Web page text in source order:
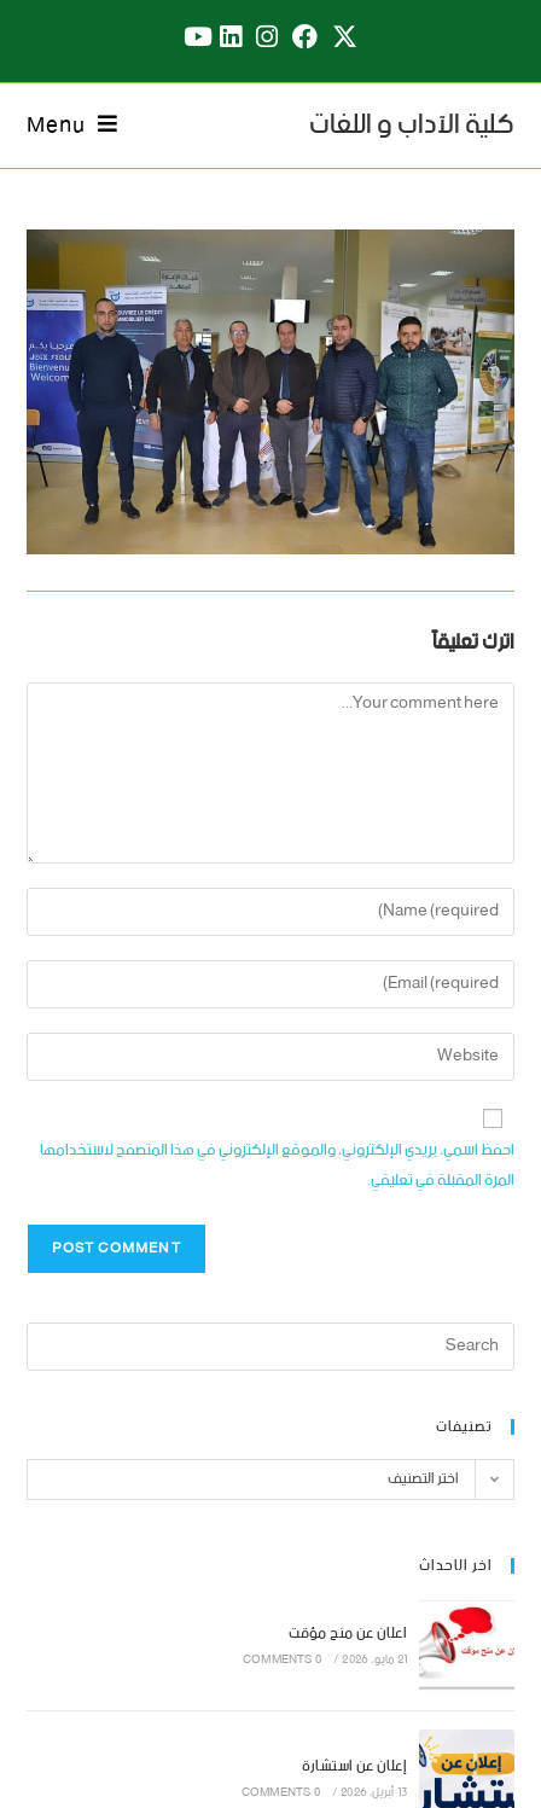
كلية الآداب و اللغات Menu
اترك تعليقاً
احفظ اسمي، بريدي الإلكتروني، والموقع الإلكتروني في هذا المتصفح لاستخدامها
المرة المقبلة في تعليقي.
تصنيفات
اختر التصنيف
اخر الاحداث
اعلان عن منح مؤقت
21 مايو، 2026 /
0 COMMENTS
إعلان عن استشارة
13 أبريل، 2026 /
0 COMMENTS